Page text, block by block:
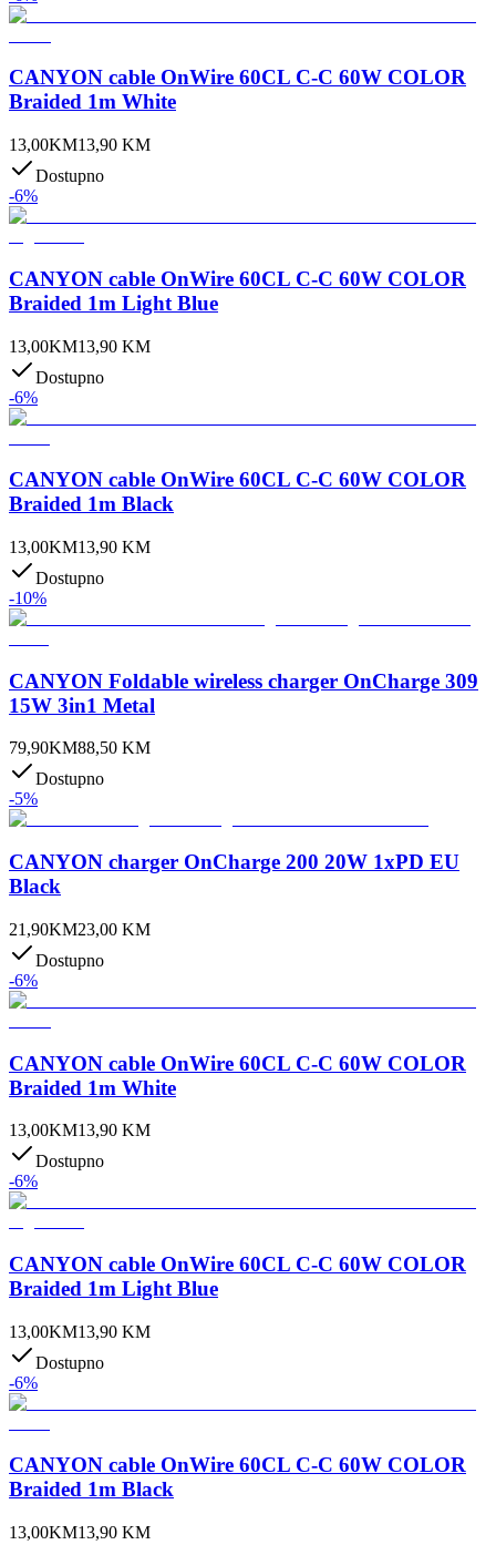
CANYON cable OnWire 60CL C-C 60W COLOR
Braided 1m White
13,00KM13,90 KM
Dostupno
-6%
CANYON cable OnWire 60CL C-C 60W COLOR
Braided 1m Light Blue
13,00KM13,90 KM
Dostupno
-6%
CANYON cable OnWire 60CL C-C 60W COLOR
Braided 1m Black
13,00KM13,90 KM
Dostupno
-10%
CANYON Foldable wireless charger OnCharge 309
15W 3in1 Metal
79,90KM88,50 KM
Dostupno
-5%
CANYON charger OnCharge 200 20W 1xPD EU
Black
21,90KM23,00 KM
Dostupno
-6%
CANYON cable OnWire 60CL C-C 60W COLOR
Braided 1m White
13,00KM13,90 KM
Dostupno
-6%
CANYON cable OnWire 60CL C-C 60W COLOR
Braided 1m Light Blue
13,00KM13,90 KM
Dostupno
-6%
CANYON cable OnWire 60CL C-C 60W COLOR
Braided 1m Black
13,00KM13,90 KM